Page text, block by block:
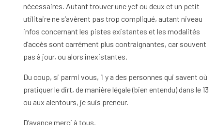
nécessaires. Autant trouver une ycf ou deux et un petit
utilitaire ne s’avèrent pas trop compliqué, autant niveau
infos concernant les pistes existantes et les modalités
d’accès sont carrément plus contraignantes, car souvent
pas à jour, ou alors inexistantes.
Du coup, si parmi vous, il y a des personnes qui savent où
pratiquer le dirt, de manière légale (bien entendu) dans le 13
ou aux alentours, je suis preneur.
D’avance merci à tous.